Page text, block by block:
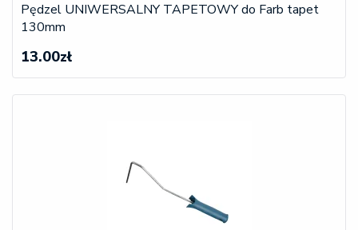
Pędzel UNIWERSALNY TAPETOWY do Farb tapet
130mm
13.00zł